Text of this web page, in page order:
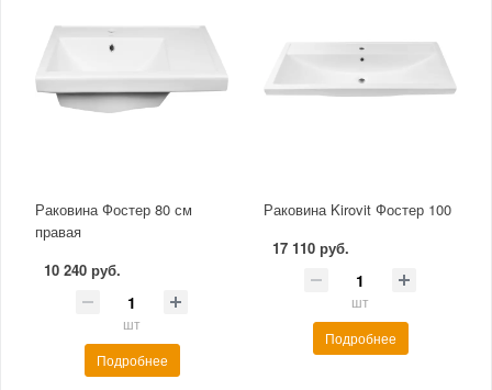
Раковина Фостер 80 см
правая
10 240 руб.
шт
Подробнее
Раковина Kirovit Фостер 100
17 110 руб.
шт
Подробнее